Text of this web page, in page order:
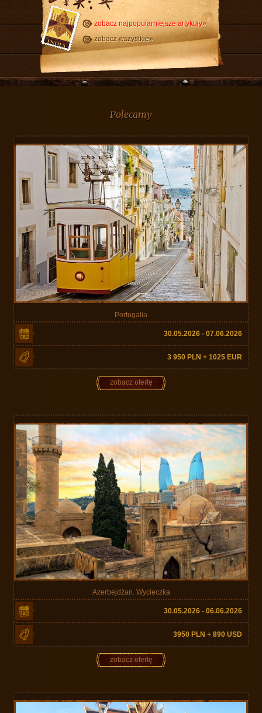
zobacz najpopularniejsze artykuły»
zobacz wszystkie»
Polecamy
Portugalia
30.05.2026 - 07.06.2026
3 950 PLN + 1025 EUR
zobacz ofertę
Azerbejdżan. Wycieczka
30.05.2026 - 06.06.2026
3950 PLN + 890 USD
zobacz ofertę